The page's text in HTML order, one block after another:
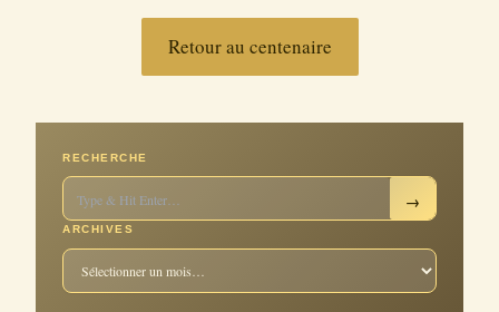
Retour au centenaire
RECHERCHE
→
ARCHIVES